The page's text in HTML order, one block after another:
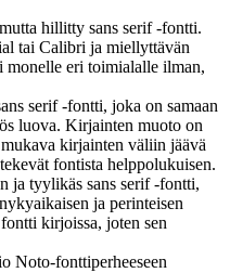
hillitty sans serif -fontti.
tai Calibri ja miellyttävän
monelle eri toimialalle ilman,
serif -fontti, joka on samaan
luova. Kirjainten muoto on
kirjainten väliin jäävä
fontista helppolukuisen.
ja tyylikäs sans serif -fontti,
ja perinteisen
kirjoissa, joten sen
Noto-fonttiperheeseen